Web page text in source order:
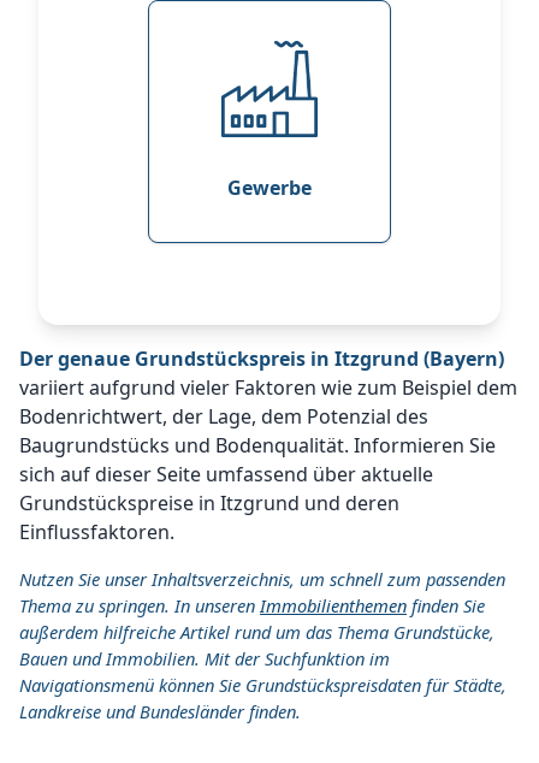
Gewerbe
Der genaue Grundstückspreis in Itzgrund (Bayern)
variiert aufgrund vieler Faktoren wie zum Beispiel dem
Bodenrichtwert, der Lage, dem Potenzial des
Baugrundstücks und Bodenqualität. Informieren Sie
sich auf dieser Seite umfassend über aktuelle
Grundstückspreise in Itzgrund und deren
Einflussfaktoren.
Nutzen Sie unser Inhaltsverzeichnis, um schnell zum passenden
Thema zu springen. In unserenImmobilienthemen finden Sie
außerdem hilfreiche Artikel rund um das Thema Grundstücke,
Bauen und Immobilien. Mit der Suchfunktion im
Navigationsmenü können Sie Grundstückspreisdaten für Städte,
Landkreise und Bundesländer finden.